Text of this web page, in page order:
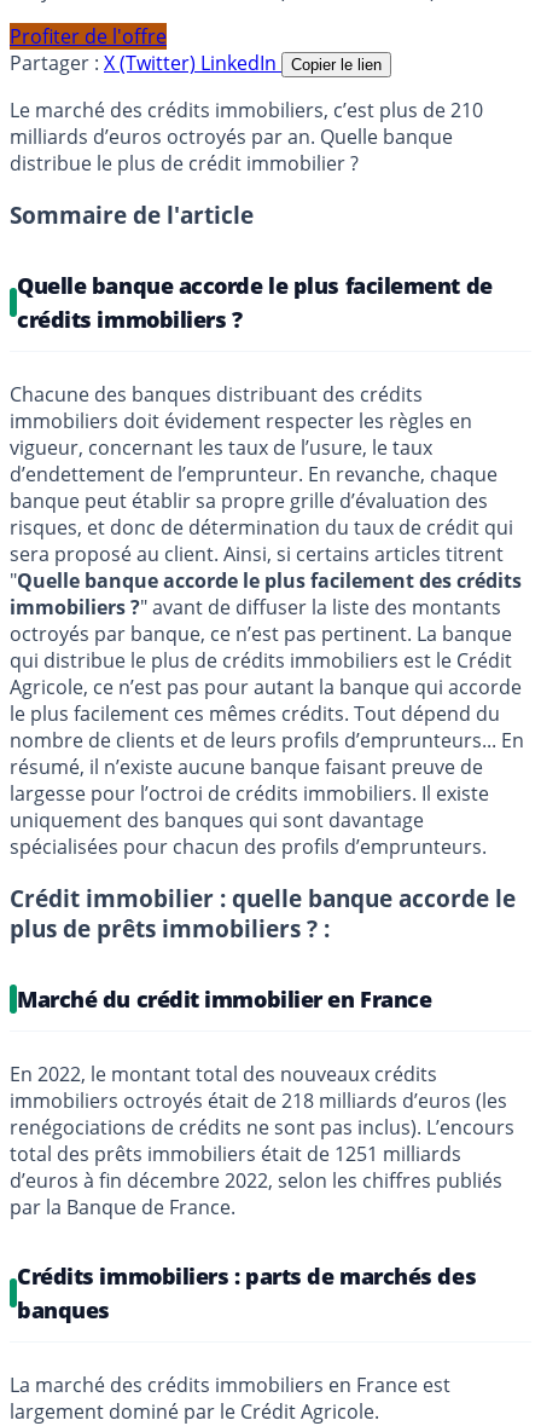
Profiter de l'offre
Partager : X (Twitter) LinkedIn Copier le lien
Le marché des crédits immobiliers, c’est plus de 210
milliards d’euros octroyés par an. Quelle banque
distribue le plus de crédit immobilier ?
Sommaire de l'article
Quelle banque accorde le plus facilement de
crédits immobiliers ?
Chacune des banques distribuant des crédits
immobiliers doit évidement respecter les règles en
vigueur, concernant les taux de l’usure, le taux
d’endettement de l’emprunteur. En revanche, chaque
banque peut établir sa propre grille d’évaluation des
risques, et donc de détermination du taux de crédit qui
sera proposé au client. Ainsi, si certains articles titrent
"Quelle banque accorde le plus facilement des crédits
immobiliers ?" avant de diffuser la liste des montants
octroyés par banque, ce n’est pas pertinent. La banque
qui distribue le plus de crédits immobiliers est le Crédit
Agricole, ce n’est pas pour autant la banque qui accorde
le plus facilement ces mêmes crédits. Tout dépend du
nombre de clients et de leurs profils d’emprunteurs... En
résumé, il n’existe aucune banque faisant preuve de
largesse pour l’octroi de crédits immobiliers. Il existe
uniquement des banques qui sont davantage
spécialisées pour chacun des profils d’emprunteurs.
Crédit immobilier : quelle banque accorde le
plus de prêts immobiliers ? :
Marché du crédit immobilier en France
En 2022, le montant total des nouveaux crédits
immobiliers octroyés était de 218 milliards d’euros (les
renégociations de crédits ne sont pas inclus). L’encours
total des prêts immobiliers était de 1251 milliards
d’euros à fin décembre 2022, selon les chiffres publiés
par la Banque de France.
Crédits immobiliers : parts de marchés des
banques
La marché des crédits immobiliers en France est
largement dominé par le Crédit Agricole.